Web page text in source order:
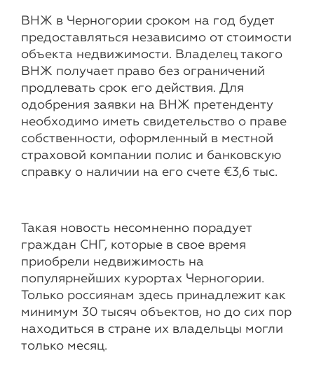
ВНЖ в Черногории сроком на год будет
предоставляться независимо от стоимости
объекта недвижимости. Владелец такого
ВНЖ получает право без ограничений
продлевать срок его действия. Для
одобрения заявки на ВНЖ претенденту
необходимо иметь свидетельство о праве
собственности, оформленный в местной
страховой компании полис и банковскую
справку о наличии на его счете €3,6 тыс.
Такая новость несомненно порадует
граждан СНГ, которые в свое время
приобрели недвижимость на
популярнейших курортах Черногории.
Только россиянам здесь принадлежит как
минимум 30 тысяч объектов, но до сих пор
находиться в стране их владельцы могли
только месяц.